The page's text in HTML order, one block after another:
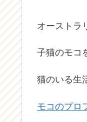
オーストラ
子猫のモコ
猫のいる生
モコのプロ